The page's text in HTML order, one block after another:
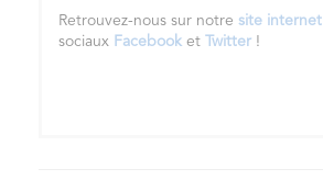
Retrouvez-nous sur notre site internet
sociaux Facebook et Twitter !